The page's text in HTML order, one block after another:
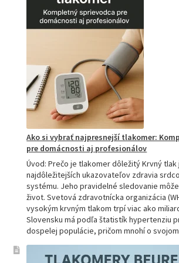
si
vybrať
tú
prečo
je
hitom
na
Slovensku?
Ako si vybrať najpresnejší tlakomer:
pre domácnosti aj profesionálov
Úvod: Prečo je tlakomer dôležitý Krvný tlak
najdôležitejších ukazovateľov zdravia
systému. Jeho pravidelné sledovanie
život. Svetová zdravotnícka organizácia
vysokým krvným tlakom trpí viac ako
Slovensku má podľa štatistík hypertenziu
dospelej populácie, pričom mnohí o